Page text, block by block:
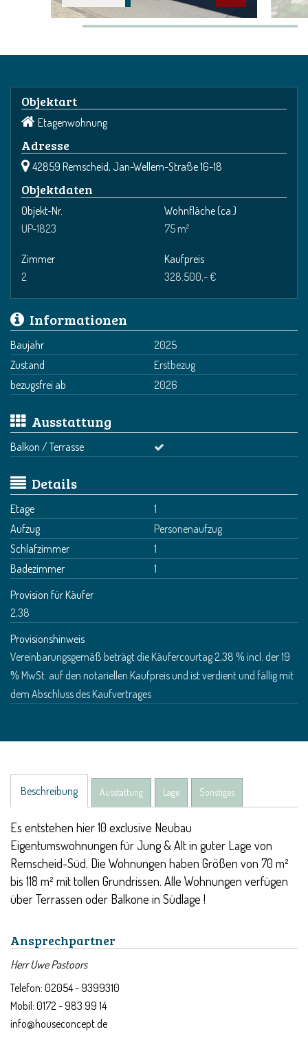
Objektart
Etagenwohnung
Adresse
42859 Remscheid, Jan-Wellem-Straße 16-18
Objektdaten
Objekt-Nr.
UP-1823
Wohnfläche(ca.)
75 m²
Zimmer
2
Kaufpreis
328.500,- €
Informationen
Baujahr
2025
Zustand
Erstbezug
bezugsfrei ab
2026
Ausstattung
Balkon / Terrasse
Details
Etage
1
Aufzug
Personenaufzug
Schlafzimmer
1
Badezimmer
1
Provision für Käufer
2,38
Provisionshinweis
Vereinbarungsgemäß beträgt die Käufercourtag 2,38 % incl. der 19
% MwSt. auf den notariellen Kaufpreis und ist verdient und fällig mit
dem Abschluss des Kaufvertrages
Beschreibung Ausstattung Lage Sonstiges
Es entstehen hier 10 exclusive Neubau
Eigentumswohnungen für Jung & Alt in guter Lage von
Remscheid-Süd. Die Wohnungen haben Größen von 70 m²
bis 118 m² mit tollen Grundrissen. Alle Wohnungen verfügen
über Terrassen oder Balkone in Südlage !
Ansprechpartner
Herr Uwe Pastoors
Telefon: 02054 - 9399310
Mobil: 0172 - 983 99 14
info@houseconcept.de